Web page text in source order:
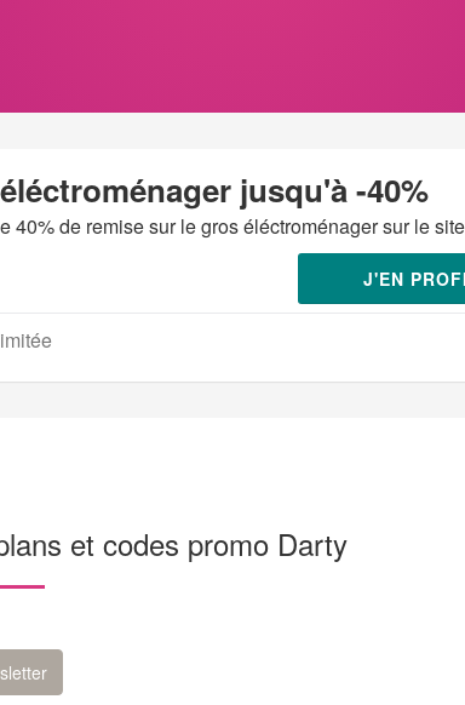
jusqu'à -40%
40% de remise sur le gros éléctroménager sur le
J'EN
et codes promo Darty